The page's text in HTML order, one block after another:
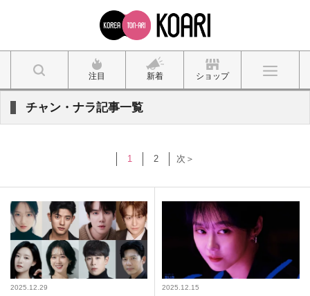
注目 新着 ショップ
チャン・ナラ記事一覧
1 2 次＞
2025.12.29 2025.12.15